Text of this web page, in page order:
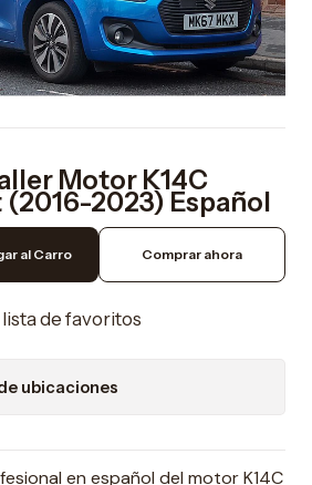
Motor K14C
2023) Español
al Carro Comprar ahora
de favoritos
ubicaciones
en español del motor K14C